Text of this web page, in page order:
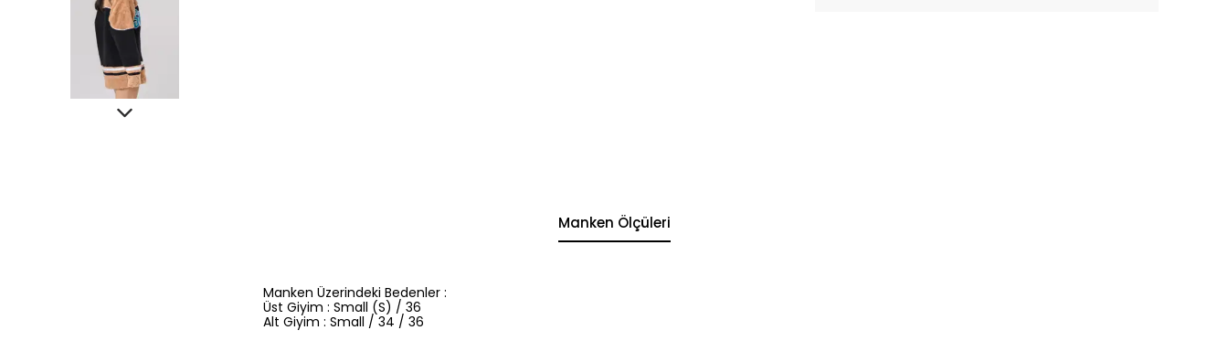
Manken Ölçüleri
Manken Üzerindeki Bedenler :
Üst Giyim : Small (S) / 36
Alt Giyim : Small / 34 / 36